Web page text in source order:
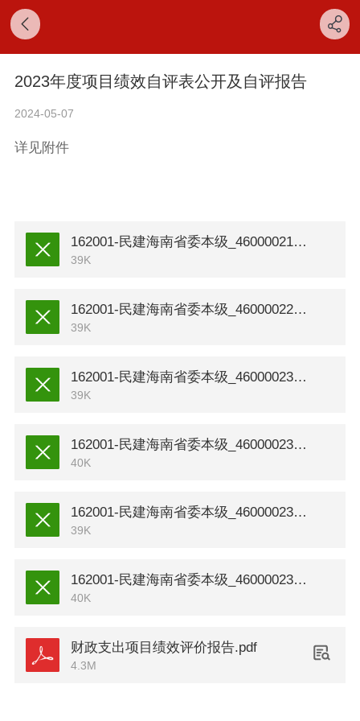
2023年度项目绩效自评表公开及自评报告
2024-05-07
详见附件
162001-民建海南省委本级_46000021T000000002742_参政议政.xls
39K
162001-民建海南省委本级_46000022T000000158789_定点帮扶.xls
39K
162001-民建海南省委本级_46000023T000000826619_社会服务与管理.xls
39K
162001-民建海南省委本级_46000023T000000826675_特殊人员及党派补助.xls
40K
162001-民建海南省委本级_46000023T000000826844_联络交流工作.xls
39K
162001-民建海南省委本级_46000023Y000000826384_综合运行事务.xls
40K
财政支出项目绩效评价报告.pdf
4.3M